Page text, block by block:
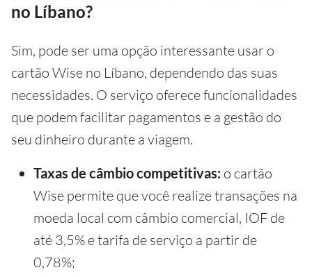
no Líbano?
Sim, pode ser uma opção interessante usar o
cartão Wise no Líbano, dependendo das suas
necessidades. O serviço oferece funcionalidades
que podem facilitar pagamentos e a gestão do
seu dinheiro durante a viagem.
Taxas de câmbio competitivas: o cartão
Wise permite que você realize transações na
moeda local com câmbio comercial, IOF de
até 3,5% e tarifa de serviço a partir de
0,78%;